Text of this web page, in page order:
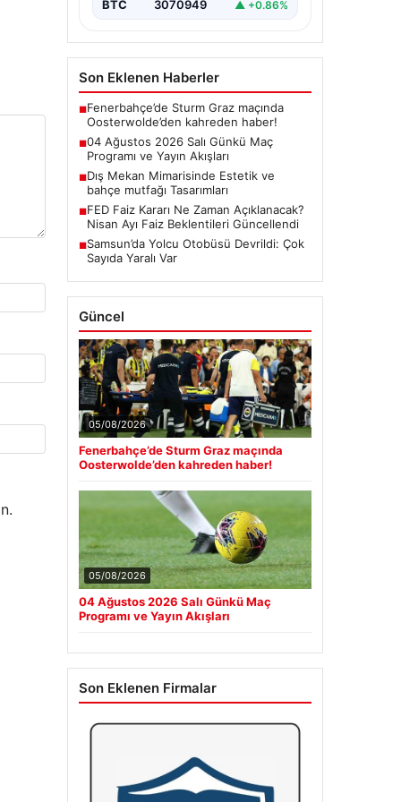
BTC 3070949 ▲ +0.86%
Son Eklenen Haberler
■Fenerbahçe’de Sturm Graz maçında
Oosterwolde’den kahreden haber!
■04 Ağustos 2026 Salı Günkü Maç
Programı ve Yayın Akışları
■Dış Mekan Mimarisinde Estetik ve
bahçe mutfağı Tasarımları
■FED Faiz Kararı Ne Zaman Açıklanacak?
Nisan Ayı Faiz Beklentileri Güncellendi
■Samsun’da Yolcu Otobüsü Devrildi: Çok
Sayıda Yaralı Var
Güncel
05/08/2026
Fenerbahçe’de Sturm Graz maçında
Oosterwolde’den kahreden haber!
05/08/2026
04 Ağustos 2026 Salı Günkü Maç
Programı ve Yayın Akışları
Son Eklenen Firmalar